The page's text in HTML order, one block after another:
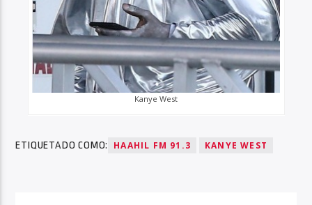
Kanye West
ETIQUETADO COMO: HAAHIL FM 91.3 KANYE WEST